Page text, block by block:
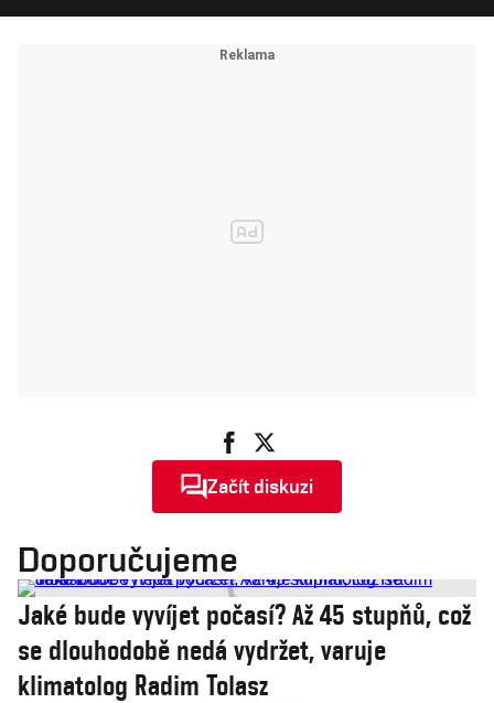
Začít diskuzi
Doporučujeme
Jaké bude vyvíjet počasí? Až 45 stupňů, což
se dlouhodobě nedá vydržet, varuje
klimatolog Radim Tolasz